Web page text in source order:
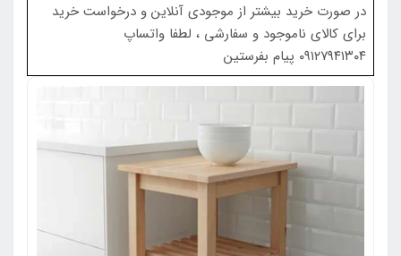
در صورت خرید بیشتر از موجودی آنلاین و درخواست خرید
برای کالای ناموجود و سفارشی ، لطفا واتساپ
۰۹۱۲۷۹۴۱۳۰۴ پیام بفرستین